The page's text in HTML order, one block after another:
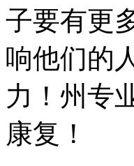
子要有更
响他们的
力！州专
康复！